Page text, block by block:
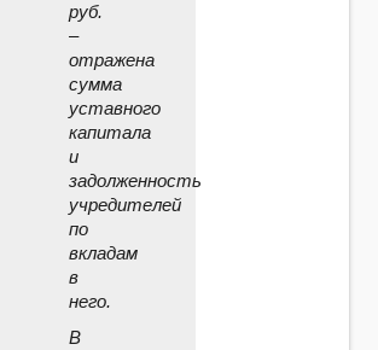
руб.
–
отражена
сумма
уставного
капитала
и
задолженность
учредителей
по
вкладам
в
него.
В